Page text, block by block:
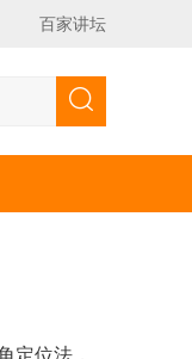
百家讲坛